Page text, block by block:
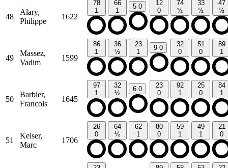
48
Alary,
Philippe
1622
78
1
66
1
5 0
12
0
74
½
33
½
47
½
49
Massez,
Vadim
1599
86
1
36
½
23
1
9 0
32
0
51
0
89
1
50
Barbier,
Francois
1645
97
1
32
½
6 0
23
0
92
1
25
0
84
1
51
Keiser,
Marc
1706
26
0
64
½
62
1
80
0
59
1
49
1
21
0